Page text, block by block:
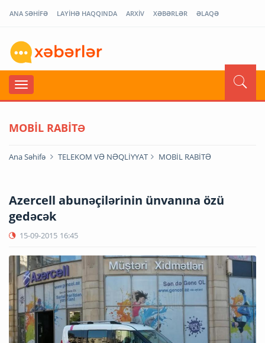
ANA SƏHİFƏ LAYİHƏ HAQQINDA ARXİV XƏBƏRLƏR ƏLAQƏ
MOBİL RABİTƏ
Ana Səhifə TELEKOM VƏ NƏQLİYYAT MOBİL RABİTƏ
Azercell abunəçilərinin ünvanına özü
gedəcək
15-09-2015 16:45